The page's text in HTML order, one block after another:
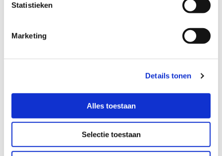
Statistieken
Marketing
Details tonen
Alles toestaan
Selectie toestaan